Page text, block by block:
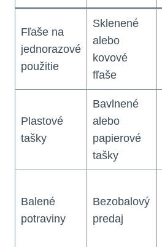
Fľaše na
jednorazové
použitie
Sklenené
alebo
kovové
fľaše
Plastové
tašky
Bavlnené
alebo
papierové
tašky
Balené
potraviny
Bezobalový
predaj